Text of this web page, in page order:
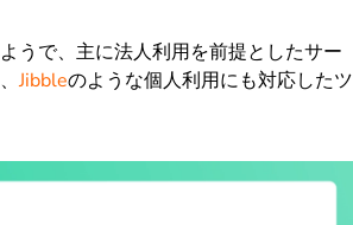
うで、主に法人利用を前提としたサー
Jibbleのような個人利用にも対応したツ